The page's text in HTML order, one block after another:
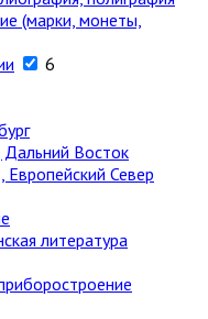
(марки, монеты,
6
Дальний Восток
Европейский Север
литература